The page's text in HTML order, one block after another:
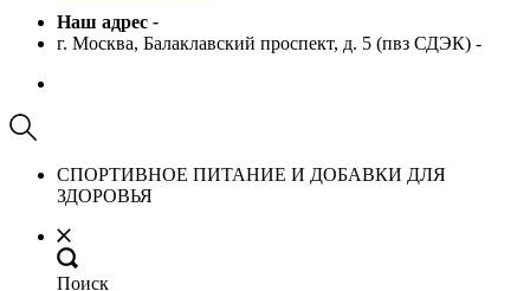
Наш адрес -
г. Москва, Балаклавский проспект, д. 5 (пвз СДЭК) -
СПОРТИВНОЕ ПИТАНИЕ И ДОБАВКИ ДЛЯ
ЗДОРОВЬЯ
Поиск